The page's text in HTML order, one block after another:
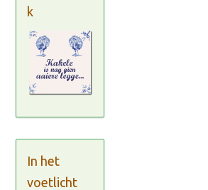
k
In het
voetlicht